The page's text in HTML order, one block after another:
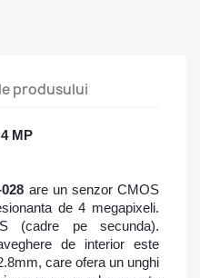
produsului
MP
are un senzor CMOS
de 4 megapixeli.
(cadre pe secunda).
de interior este
care ofera un unghi